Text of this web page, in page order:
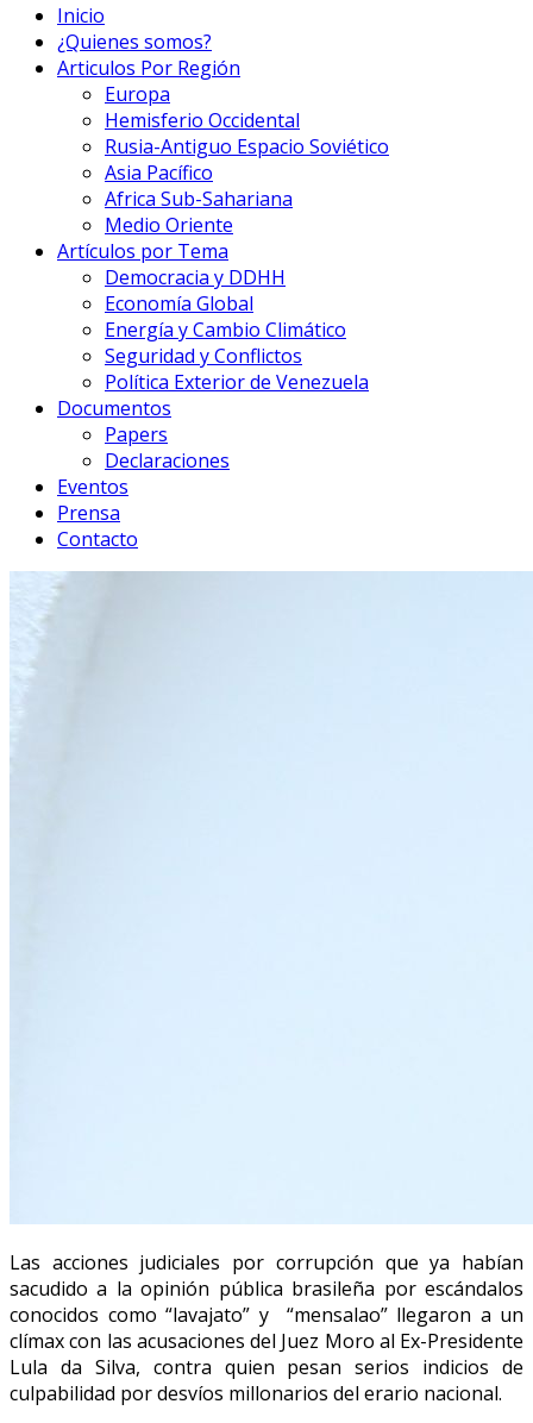
Inicio
¿Quienes somos?
Articulos Por Región
Europa
Hemisferio Occidental
Rusia-Antiguo Espacio Soviético
Asia Pacífico
Africa Sub-Sahariana
Medio Oriente
Artículos por Tema
Democracia y DDHH
Economía Global
Energía y Cambio Climático
Seguridad y Conflictos
Política Exterior de Venezuela
Documentos
Papers
Declaraciones
Eventos
Prensa
Contacto
Las acciones judiciales por corrupción que ya habían
sacudido a la opinión pública brasileña por escándalos
conocidos como “lavajato” y “mensalao” llegaron a un
clímax con las acusaciones del Juez Moro al Ex-Presidente
Lula da Silva, contra quien pesan serios indicios de
culpabilidad por desvíos millonarios del erario nacional.